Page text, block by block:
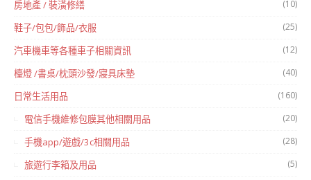
房地產 / 裝潢修繕 (10)
鞋子/包包/飾品/衣服 (25)
汽車機車等各種車子相關資訊 (12)
檯燈 /書桌/枕頭沙發/寢具床墊 (40)
日常生活用品 (160)
電信手機維修包膜其他相關用品 (20)
手機app/遊戲/3c相關用品 (28)
旅遊行李箱及用品 (5)